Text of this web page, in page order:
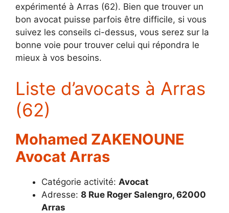
expérimenté à Arras (62). Bien que trouver un
bon avocat puisse parfois être difficile, si vous
suivez les conseils ci-dessus, vous serez sur la
bonne voie pour trouver celui qui répondra le
mieux à vos besoins.
Liste d’avocats à Arras
(62)
Mohamed ZAKENOUNE
Avocat Arras
Catégorie activité: Avocat
Adresse: 8 Rue Roger Salengro, 62000
Arras